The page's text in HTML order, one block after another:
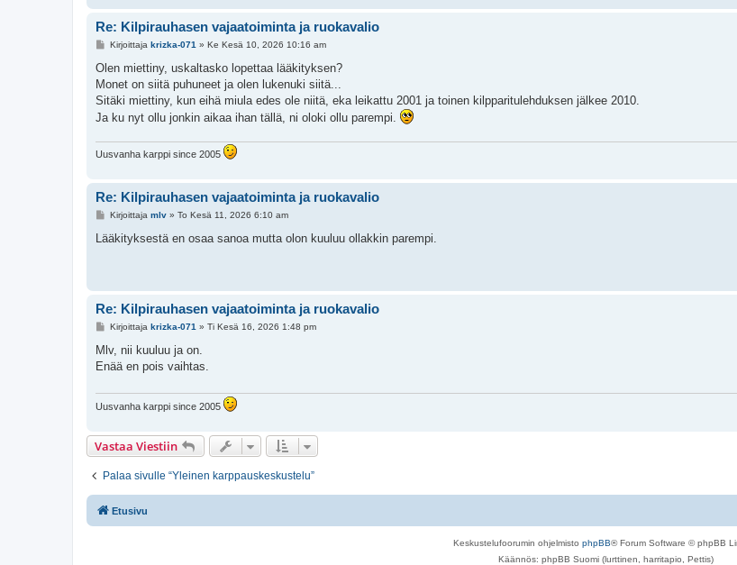
Re: Kilpirauhasen vajaatoiminta ja ruokavalio
V
e
t
i
Kirjoittaja krizka-071 » Ke Kesä 10, 2026 10:16 am
Olen miettiny, uskaltasko lopettaa lääkityksen?
Monet on siitä puhuneet ja olen lukenuki siitä...
Sitäki miettiny, kun eihä miula edes ole niitä, eka leikattu 2001 ja toinen kilpparitulehduksen jälkee 2010.
Ja ku nyt ollu jonkin aikaa ihan tällä, ni oloki ollu parempi.
Uusvanha karppi since 2005
Re: Kilpirauhasen vajaatoiminta ja ruokavalio
V
e
Kirjoittaja mlv» To Kesä 11, 2026 6:10 am
Lääkityksestä en osaa sanoa mutta olon kuuluu ollakkin parempi.
Re: Kilpirauhasen vajaatoiminta ja ruokavalio
V
e
t
Kirjoittaja krizka-071 » Ti Kesä 16, 2026 1:48 pm
Mlv, nii kuuluu ja on.
Enää en pois vaihtas.
Uusvanha karppi since 2005
Vastaa Viestiin
Palaa sivulle “Yleinen karppauskeskustelu”
Etusivu
Keskustelufoorumin ohjelmisto phpBB® Forum Software © phpBB
Käännös: phpBB Suomi (lurttinen, harritapio, Pettis)